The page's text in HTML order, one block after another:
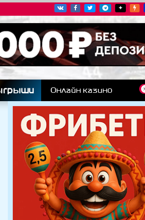
гоночных серий
Онлайн казино